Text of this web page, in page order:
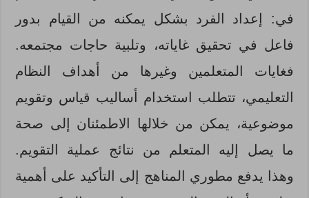
في: إعداد الفرد بشكل يمكنه من القيام بدور
فاعل في تحقيق غاياته، وتلبية حاجات مجتمعه.
فغايات المتعلمين وغيرها من أهداف النظام
التعليمي، تتطلب استخدام أساليب قياس وتقويم
موضوعية، يمكن من خلالها الاطمئنان إلى صحة
ما يصل إليه المتعلم من نتائج عملية التقويم.
وهذا يدفع مطوري المناهج إلى التأكيد على أهمية